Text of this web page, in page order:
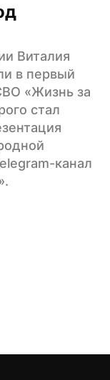
Виталия
в первый
«Жизнь за
стал
канал